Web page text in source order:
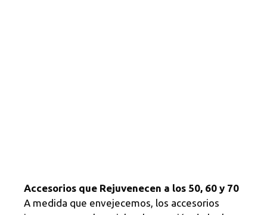
Accesorios que Rejuvenecen a los 50, 60 y 70
A medida que envejecemos, los accesorios